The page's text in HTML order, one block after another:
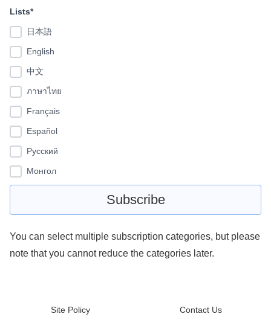
Lists*
日本語
English
中文
ภาษาไทย
Français
Español
Pусский
Монгол
You can select multiple subscription categories, but please
note that you cannot reduce the categories later.
Site Policy Contact Us